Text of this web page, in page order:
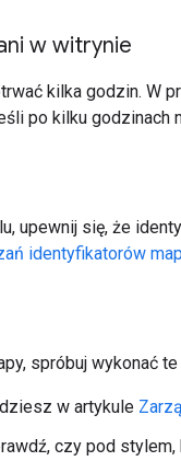
w witrynie
kilka godzin. W
po kilku
upewnij się, że
identyfikatorów
spróbuj wykonać
w artykule
czy pod